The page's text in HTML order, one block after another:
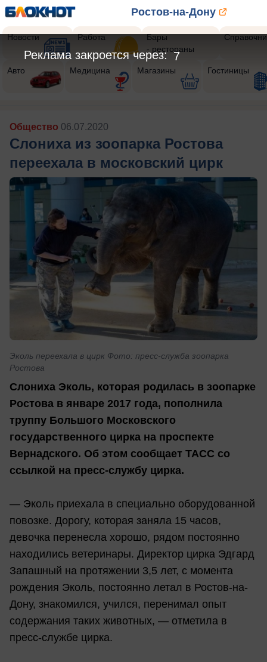
Ростов-на-Дону
Новости Работа
Бары
- рестораны
Авто Медицина Магазины Гостиницы
Общество 06.07.2020
Слониха из зоопарка Ростова
переехала в московский цирк
Эколь переехала в цирк Фото: пресс-служба зоопарка
Ростова
Слониха Эколь, которая родилась в зоопарке
Ростова в январе 2017 года, пополнила
труппу Большого Московского
государственного цирка на проспекте
Вернадского. Об этом сообщает ТАСС со
ссылкой на пресс-службу цирка.
— Эколь приехала в специально оборудованной
повозке. Дорогу, которая заняла 15 часов,
девочка перенесла хорошо, рядом постоянно
находились ветеринары. Директор цирка Эдгард
Запашный на протяжении 3,5 лет, с момента
рождения Эколь, постоянно летал в Ростов-на-
Дону, знакомился, учился, перенимал опыт
содержания таких животных, — отметила в
пресс-службе цирка.
5
Реклама закроется через: